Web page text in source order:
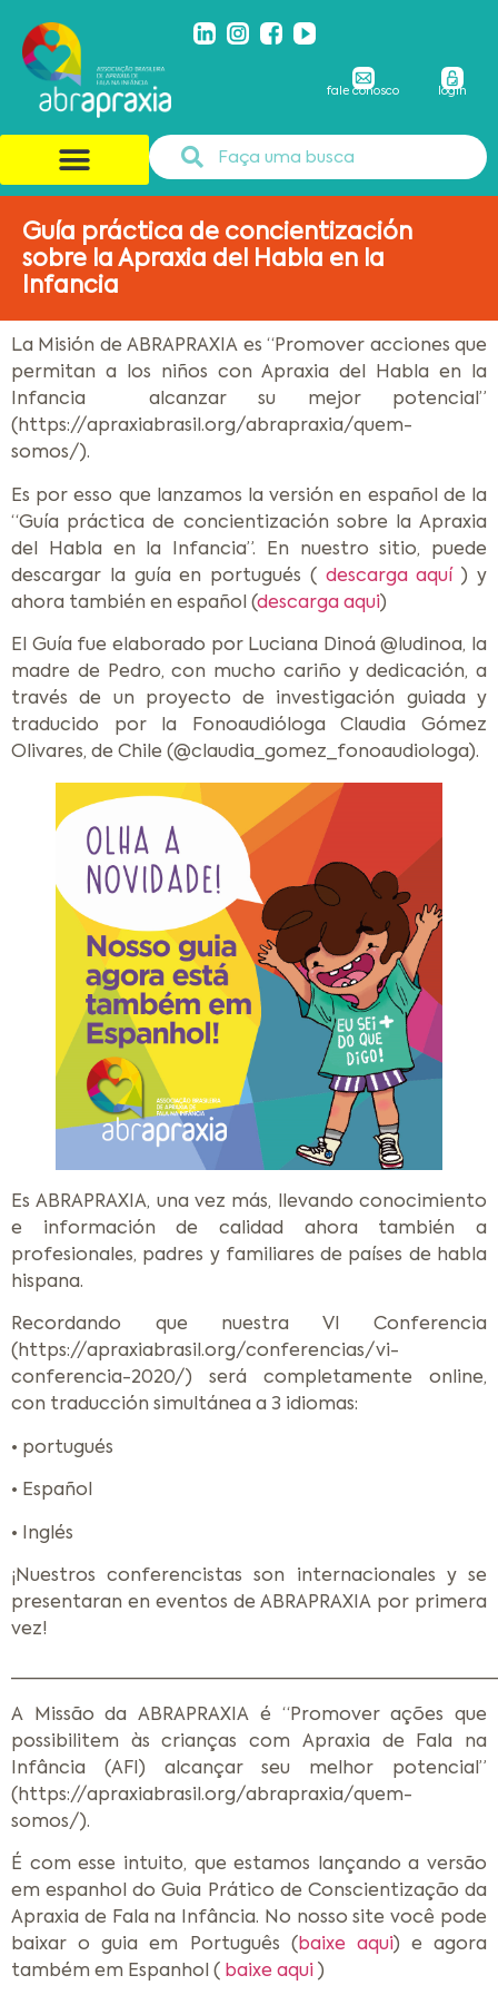
fale conosco login
Guía práctica de concientización
sobre la Apraxia del Habla en la
Infancia
La Misión de ABRAPRAXIA es “Promover acciones que
permitan a los niños con Apraxia del Habla en la
Infancia alcanzar su mejor potencial”
(https://apraxiabrasil.org/abrapraxia/quem-
somos/).
Es por esso que lanzamos la versión en español de la
“Guía práctica de concientización sobre la Apraxia
del Habla en la Infancia”. En nuestro sitio, puede
descargar la guía en portugués (descarga aquí) y
ahora también en español (descarga aqui)
El Guía fue elaborado por Luciana Dinoá @ludinoa, la
madre de Pedro, con mucho cariño y dedicación, a
través de un proyecto de investigación guiada y
traducido por la Fonoaudióloga Claudia Gómez
Olivares, de Chile (@claudia_gomez_fonoaudiologa).
Es ABRAPRAXIA, una vez más, llevando conocimiento
e información de calidad ahora también a
profesionales, padres y familiares de países de habla
hispana.
Recordando que nuestra VI Conferencia
(https://apraxiabrasil.org/conferencias/vi-
conferencia-2020/) será completamente online,
con traducción simultánea a 3 idiomas:
• portugués
• Español
• Inglés
¡Nuestros conferencistas son internacionales y se
presentaran en eventos de ABRAPRAXIA por primera
vez!
A Missão da ABRAPRAXIA é “Promover ações que
possibilitem às crianças com Apraxia de Fala na
Infância (AFI) alcançar seu melhor potencial”
(https://apraxiabrasil.org/abrapraxia/quem-
somos/).
É com esse intuito, que estamos lançando a versão
em espanhol do Guia Prático de Conscientização da
Apraxia de Fala na Infância. No nosso site você pode
baixar o guia em Português (baixe aqui) e agora
também em Espanhol ( baixe aqui)